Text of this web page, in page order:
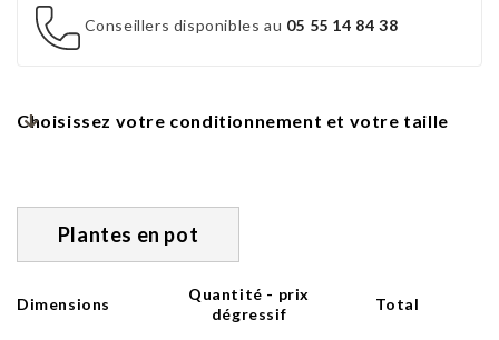
Conseillers disponibles au 05 55 14 84 38
Choisissez votre conditionnement et votre taille
Plantes en pot
Dimensions
Quantité - prix
dégressif
Total